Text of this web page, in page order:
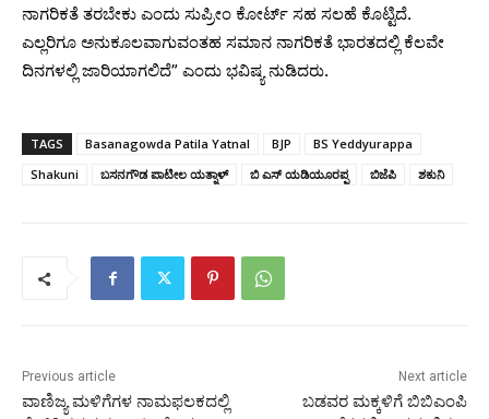
ನಾಗರಿಕತೆ ತರಬೇಕು ಎಂದು ಸುಪ್ರೀಂ ಕೋರ್ಟ್ ಸಹ ಸಲಹೆ ಕೊಟ್ಟಿದೆ.
ಎಲ್ಲರಿಗೂ ಅನುಕೂಲವಾಗುವಂತಹ ಸಮಾನ ನಾಗರಿಕತೆ ಭಾರತದಲ್ಲಿ ಕೆಲವೇ
ದಿನಗಳಲ್ಲಿ ಜಾರಿಯಾಗಲಿದೆ” ಎಂದು ಭವಿಷ್ಯ ನುಡಿದರು.
TAGS Basanagowda Patila Yatnal BJP
BS Yeddyurappa
Shakuni
ಬಸನಗೌಡ ಪಾಟೀಲ ಯತ್ನಾಳ್‌ ಬಿ ಎಸ್ ಯಡಿಯೂರಪ್ಪ‌ ಬಿಜೆಪಿ ಶಕುನಿ
Previous article
ವಾಣಿಜ್ಯ ಮಳಿಗೆಗಳ ನಾಮಫಲಕದಲ್ಲಿ
Next article
ಬಡವರ ಮಕ್ಕಳಿಗೆ ಬಿಬಿಎಂಪಿ